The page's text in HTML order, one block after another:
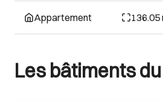
Appartement 136.05
Les bâtiments